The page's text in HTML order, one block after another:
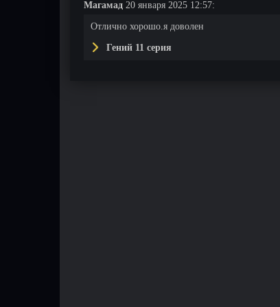
Магамад 20 января 2025 12:57:
Отлично хорошо.я доволен
Гений 11 серия